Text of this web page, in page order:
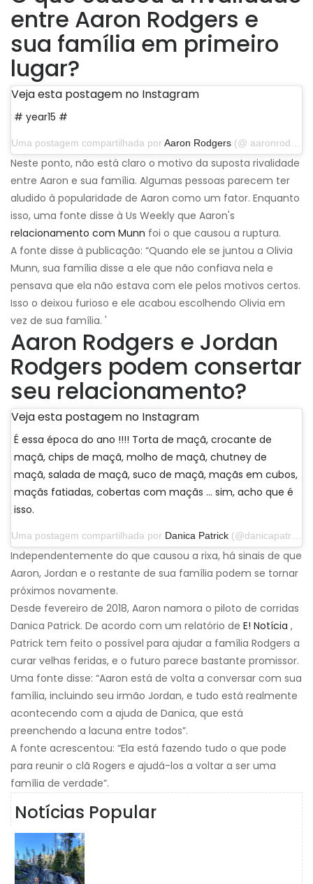
entre Aaron Rodgers e
sua família em primeiro
lugar?
Veja esta postagem no Instagram
# year15 #
Uma postagem compartilhada por Aaron Rodgers (@ aaronrodgers12) em 4 de setembro de 2019 às 17:14 PDT
Neste ponto, não está claro o motivo da suposta rivalidade
entre Aaron e sua família. Algumas pessoas parecem ter
aludido à popularidade de Aaron como um fator. Enquanto
isso, uma fonte disse à Us Weekly que Aaron's
relacionamento com Munn foi o que causou a ruptura.
A fonte disse à publicação: “Quando ele se juntou a Olivia
Munn, sua família disse a ele que não confiava nela e
pensava que ela não estava com ele pelos motivos certos.
Isso o deixou furioso e ele acabou escolhendo Olivia em
vez de sua família. '
Aaron Rodgers e Jordan
Rodgers podem consertar
seu relacionamento?
Veja esta postagem no Instagram
É essa época do ano !!!! Torta de maçã, crocante de
maçã, chips de maçã, molho de maçã, chutney de
maçã, salada de maçã, suco de maçã, maçãs em cubos,
maçãs fatiadas, cobertas com maçãs ... sim, acho que é
isso.
Uma postagem compartilhada por Danica Patrick (@danicapatrick) em 29 de setembro de 2019 às 14h31 PDT
Independentemente do que causou a rixa, há sinais de que
Aaron, Jordan e o restante de sua família podem se tornar
próximos novamente.
Desde fevereiro de 2018, Aaron namora o piloto de corridas
Danica Patrick. De acordo com um relatório de E! Notícia ,
Patrick tem feito o possível para ajudar a família Rodgers a
curar velhas feridas, e o futuro parece bastante promissor.
Uma fonte disse: “Aaron está de volta a conversar com sua
família, incluindo seu irmão Jordan, e tudo está realmente
acontecendo com a ajuda de Danica, que está
preenchendo a lacuna entre todos”.
A fonte acrescentou: “Ela está fazendo tudo o que pode
para reunir o clã Rogers e ajudá-los a voltar a ser uma
família de verdade”.
Notícias Popular